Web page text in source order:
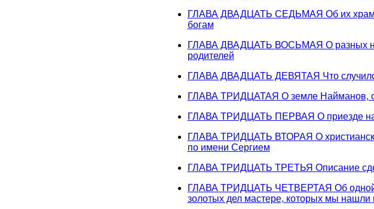
ГЛАВА ДВАДЦАТЬ СЕДЬМАЯ Об их
богам
ГЛАВА ДВАДЦАТЬ ВОСЬМАЯ О разных
родителей
ГЛАВА ДВАДЦАТЬ ДЕВЯТАЯ Что
ГЛАВА ТРИДЦАТАЯ О земле Найманов, о
ГЛАВА ТРИДЦАТЬ ПЕРВАЯ О приезде
ГЛАВА ТРИДЦАТЬ ВТОРАЯ О
по имени Сергием
ГЛАВА ТРИДЦАТЬ ТРЕТЬЯ Описание
ГЛАВА ТРИДЦАТЬ ЧЕТВЕРТАЯ Об одной
золотых дел мастере, которых мы нашли